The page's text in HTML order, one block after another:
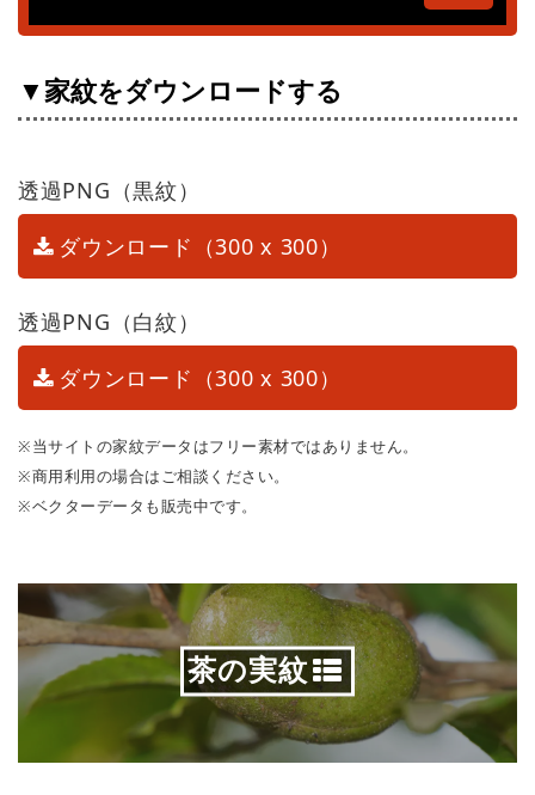
▼家紋をダウンロードする
透過PNG（黒紋）
ダウンロード（300 x 300）
透過PNG（白紋）
ダウンロード（300 x 300）
※当サイトの家紋データはフリー素材ではありません。
※商用利用の場合はご相談ください。
※ベクターデータも販売中です。
茶の実紋